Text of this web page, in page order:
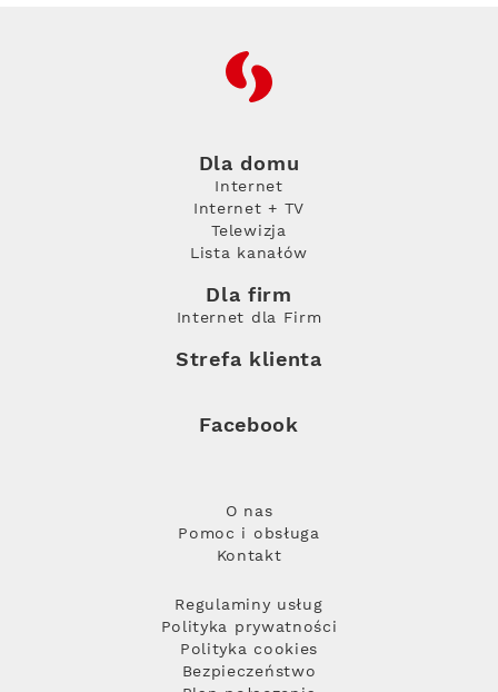
RFC
Dla domu
Internet
Internet + TV
Telewizja
Lista kanałów
Dla firm
Internet dla Firm
Strefa klienta
Facebook
O nas
Pomoc i obsługa
Kontakt
Regulaminy usług
Polityka prywatności
Polityka cookies
Bezpieczeństwo